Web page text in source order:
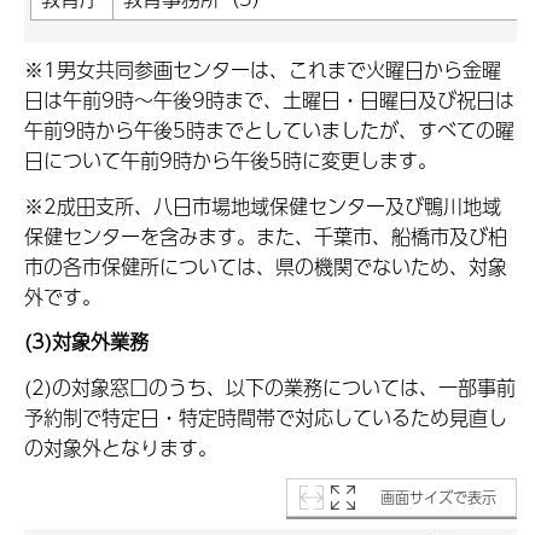
※1男女共同参画センターは、これまで火曜日から金曜
日は午前9時～午後9時まで、土曜日・日曜日及び祝日は
午前9時から午後5時までとしていましたが、すべての曜
日について午前9時から午後5時に変更します。
※2成田支所、八日市場地域保健センター及び鴨川地域
保健センターを含みます。また、千葉市、船橋市及び柏
市の各市保健所については、県の機関でないため、対象
外です。
(3)対象外業務
(2)の対象窓口のうち、以下の業務については、一部事前
予約制で特定日・特定時間帯で対応しているため見直し
の対象外となります。
画面サイズで表示